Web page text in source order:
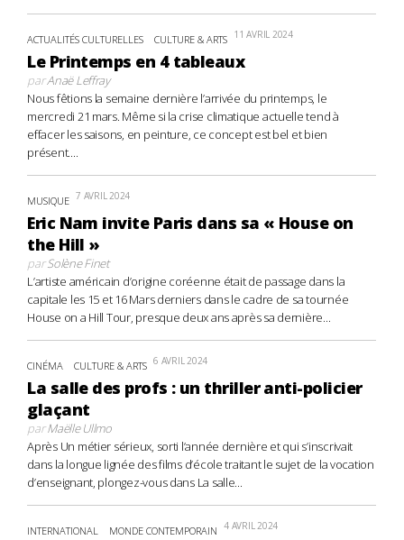
ACTUALITÉS CULTURELLES CULTURE & ARTS 11 AVRIL 2024
Le Printemps en 4 tableaux
parAnaë Leffray
Nous fêtions la semaine dernière l’arrivée du printemps, le
mercredi 21 mars. Même si la crise climatique actuelle tend à
effacer les saisons, en peinture, ce concept est bel et bien
présent....
MUSIQUE 7 AVRIL 2024
Eric Nam invite Paris dans sa « House on
the Hill »
parSolène Finet
L’artiste américain d’origine coréenne était de passage dans la
capitale les 15 et 16 Mars derniers dans le cadre de sa tournée
House on a Hill Tour, presque deux ans après sa dernière...
CINÉMA CULTURE & ARTS 6 AVRIL 2024
La salle des profs : un thriller anti-policier
glaçant
parMaëlle Ullmo
Après Un métier sérieux, sorti l’année dernière et qui s’inscrivait
dans la longue lignée des films d’école traitant le sujet de la vocation
d’enseignant, plongez-vous dans La salle...
INTERNATIONAL MONDE CONTEMPORAIN 4 AVRIL 2024